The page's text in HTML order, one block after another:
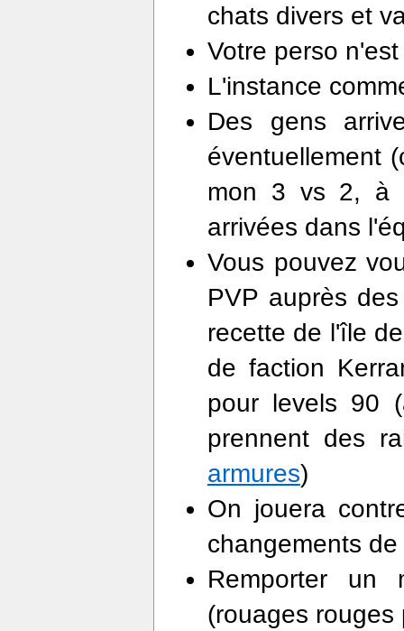
chats divers et
Votre perso
L'instance
Des gens
éventuellement
mon 3 vs 2, à
arrivées dans
Vous pouvez
PVP auprès
recette de l'île
de faction
pour levels 90
prennent des
armures)
On jouera
changements
Remporter un
(rouages